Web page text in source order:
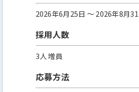
2026年6月25日 〜 2026年8月
採用人数
3人 増員
応募方法